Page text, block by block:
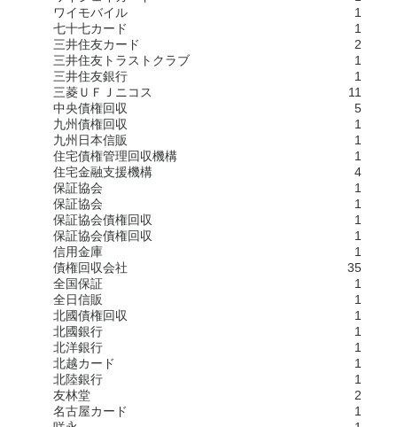
ワイモバイル
1
七十七カード
1
三井住友カード
2
三井住友トラストクラブ
1
三井住友銀行
1
三菱ＵＦＪニコス
11
中央債権回収
5
九州債権回収
1
九州日本信販
1
住宅債権管理回収機構
1
住宅金融支援機構
4
保証協会
1
保証協会
1
保証協会債権回収
1
保証協会債権回収
1
信用金庫
1
債権回収会社
35
全国保証
1
全日信販
1
北國債権回収
1
北國銀行
1
北洋銀行
1
北越カード
1
北陸銀行
1
友林堂
2
名古屋カード
1